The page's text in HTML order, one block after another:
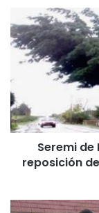
e
r
d
e
E
í
Seremi de
reposición
H